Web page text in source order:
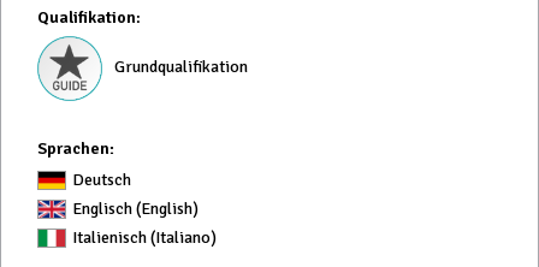
Qualifikation:
Grundqualifikation
Sprachen:
Deutsch
Englisch (English)
Italienisch (Italiano)